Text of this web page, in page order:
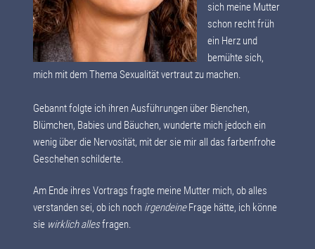
sich meine Mutter
schon recht früh
ein Herz und
bemühte sich,
mich mit dem Thema Sexualität vertraut zu machen.
Gebannt folgte ich ihren Ausführungen über Bienchen,
Blümchen, Babies und Bäuchen, wunderte mich jedoch ein
wenig über die Nervosität, mit der sie mir all das farbenfrohe
Geschehen schilderte.
Am Ende ihres Vortrags fragte meine Mutter mich, ob alles
verstanden sei, ob ich noch irgendeineFrage hätte, ich könne
sie wirklich allesfragen.